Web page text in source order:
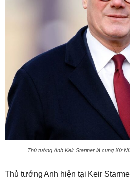
Thủ tướng Anh Keir Starmer là cung Xử
Thủ tướng Anh hiện tại Keir